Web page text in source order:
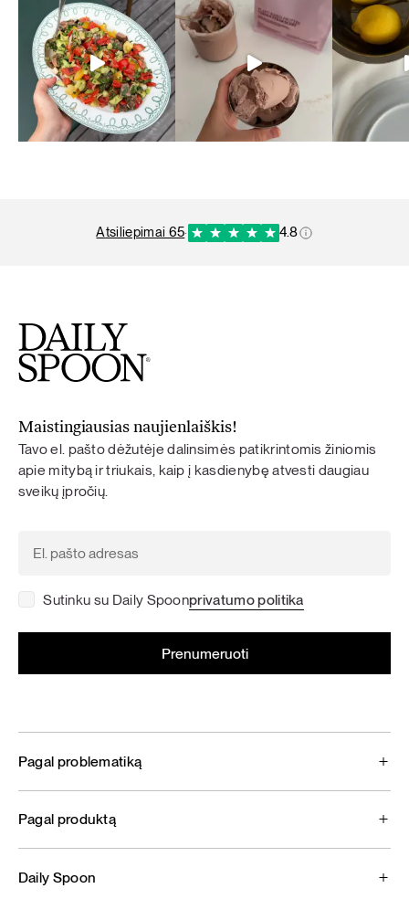
atsiliepimai 65· 4.8
Maistingiausias naujienlaiškis!
Tavo el. pašto dėžutėje dalinsimės patikrintomis žiniomis
apie mitybą ir triukais, kaip į kasdienybę atvesti daugiau
sveikų įpročių.
Sutinku su Daily Spoonprivatumo politika
Pagal problematiką
Pagal produktą
Daily Spoon